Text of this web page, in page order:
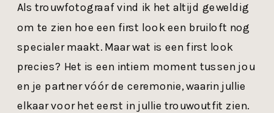
Als trouwfotograaf vind ik het altijd geweldig
om te zien hoe een first look een bruiloft nog
specialer maakt. Maar wat is een first look
precies? Het is een intiem moment tussen jou
en je partner vóór de ceremonie, waarin jullie
elkaar voor het eerst in jullie trouwoutfit zien.